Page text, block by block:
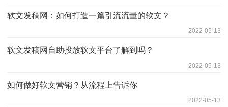
软文发稿网：如何打造一篇引流流量的软文？
2022-05-13
软文发稿网自助投放软文平台了解到吗？
2022-05-13
如何做好软文营销？从流程上告诉你
2022-05-13